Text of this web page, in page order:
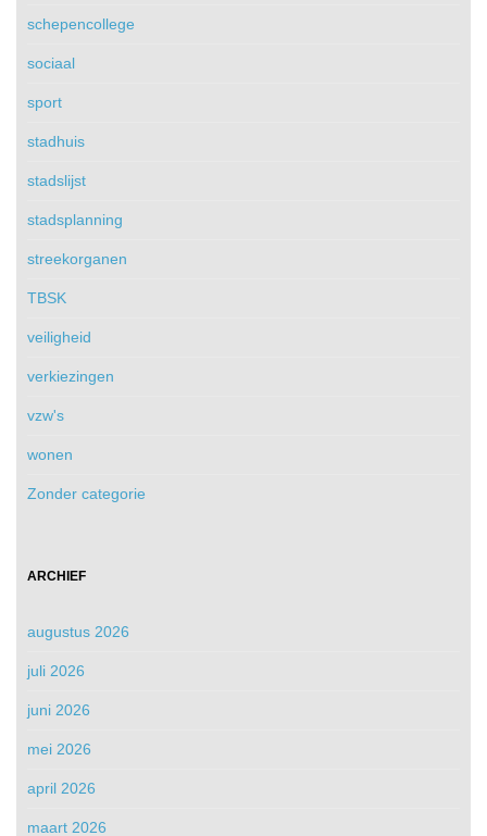
schepencollege
sociaal
sport
stadhuis
stadslijst
stadsplanning
streekorganen
TBSK
veiligheid
verkiezingen
vzw's
wonen
Zonder categorie
ARCHIEF
augustus 2026
juli 2026
juni 2026
mei 2026
april 2026
maart 2026